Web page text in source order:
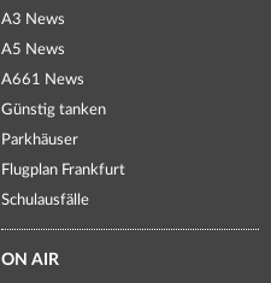
A3 News
A5 News
A661 News
Günstig tanken
Parkhäuser
Flugplan Frankfurt
Schulausfälle
ON AIR